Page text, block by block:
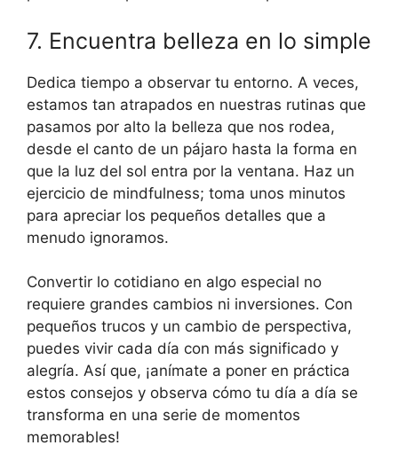
7. Encuentra belleza en lo simple
Dedica tiempo a observar tu entorno. A veces,
estamos tan atrapados en nuestras rutinas que
pasamos por alto la belleza que nos rodea,
desde el canto de un pájaro hasta la forma en
que la luz del sol entra por la ventana. Haz un
ejercicio de mindfulness; toma unos minutos
para apreciar los pequeños detalles que a
menudo ignoramos.
Convertir lo cotidiano en algo especial no
requiere grandes cambios ni inversiones. Con
pequeños trucos y un cambio de perspectiva,
puedes vivir cada día con más significado y
alegría. Así que, ¡anímate a poner en práctica
estos consejos y observa cómo tu día a día se
transforma en una serie de momentos
memorables!